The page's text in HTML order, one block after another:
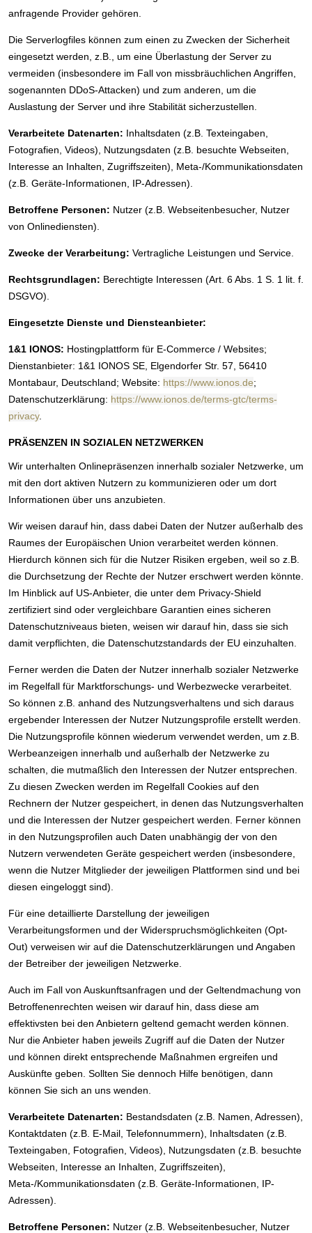
anfragende Provider gehören.
Die Serverlogfiles können zum einen zu Zwecken der Sicherheit
eingesetzt werden, z.B., um eine Überlastung der Server zu
vermeiden (insbesondere im Fall von missbräuchlichen Angriffen,
sogenannten DDoS-Attacken) und zum anderen, um die
Auslastung der Server und ihre Stabilität sicherzustellen.
Verarbeitete Datenarten: Inhaltsdaten (z.B. Texteingaben,
Fotografien, Videos), Nutzungsdaten (z.B. besuchte Webseiten,
Interesse an Inhalten, Zugriffszeiten), Meta-/Kommunikationsdaten
(z.B. Geräte-Informationen, IP-Adressen).
Betroffene Personen: Nutzer (z.B. Webseitenbesucher, Nutzer
von Onlinediensten).
Zwecke der Verarbeitung: Vertragliche Leistungen und Service.
Rechtsgrundlagen: Berechtigte Interessen (Art. 6 Abs. 1 S. 1 lit. f.
DSGVO).
Eingesetzte Dienste und Diensteanbieter:
1&1 IONOS: Hostingplattform für E-Commerce / Websites;
Dienstanbieter: 1&1 IONOS SE, Elgendorfer Str. 57, 56410
Montabaur, Deutschland; Website: https://www.ionos.de;
Datenschutzerklärung: https://www.ionos.de/terms-gtc/terms-
privacy.
PRÄSENZEN IN SOZIALEN NETZWERKEN
Wir unterhalten Onlinepräsenzen innerhalb sozialer Netzwerke, um
mit den dort aktiven Nutzern zu kommunizieren oder um dort
Informationen über uns anzubieten.
Wir weisen darauf hin, dass dabei Daten der Nutzer außerhalb des
Raumes der Europäischen Union verarbeitet werden können.
Hierdurch können sich für die Nutzer Risiken ergeben, weil so z.B.
die Durchsetzung der Rechte der Nutzer erschwert werden könnte.
Im Hinblick auf US-Anbieter, die unter dem Privacy-Shield
zertifiziert sind oder vergleichbare Garantien eines sicheren
Datenschutzniveaus bieten, weisen wir darauf hin, dass sie sich
damit verpflichten, die Datenschutzstandards der EU einzuhalten.
Ferner werden die Daten der Nutzer innerhalb sozialer Netzwerke
im Regelfall für Marktforschungs- und Werbezwecke verarbeitet.
So können z.B. anhand des Nutzungsverhaltens und sich daraus
ergebender Interessen der Nutzer Nutzungsprofile erstellt werden.
Die Nutzungsprofile können wiederum verwendet werden, um z.B.
Werbeanzeigen innerhalb und außerhalb der Netzwerke zu
schalten, die mutmaßlich den Interessen der Nutzer entsprechen.
Zu diesen Zwecken werden im Regelfall Cookies auf den
Rechnern der Nutzer gespeichert, in denen das Nutzungsverhalten
und die Interessen der Nutzer gespeichert werden. Ferner können
in den Nutzungsprofilen auch Daten unabhängig der von den
Nutzern verwendeten Geräte gespeichert werden (insbesondere,
wenn die Nutzer Mitglieder der jeweiligen Plattformen sind und bei
diesen eingeloggt sind).
Für eine detaillierte Darstellung der jeweiligen
Verarbeitungsformen und der Widerspruchsmöglichkeiten (Opt-
Out) verweisen wir auf die Datenschutzerklärungen und Angaben
der Betreiber der jeweiligen Netzwerke.
Auch im Fall von Auskunftsanfragen und der Geltendmachung von
Betroffenenrechten weisen wir darauf hin, dass diese am
effektivsten bei den Anbietern geltend gemacht werden können.
Nur die Anbieter haben jeweils Zugriff auf die Daten der Nutzer
und können direkt entsprechende Maßnahmen ergreifen und
Auskünfte geben. Sollten Sie dennoch Hilfe benötigen, dann
können Sie sich an uns wenden.
Verarbeitete Datenarten: Bestandsdaten (z.B. Namen, Adressen),
Kontaktdaten (z.B. E-Mail, Telefonnummern), Inhaltsdaten (z.B.
Texteingaben, Fotografien, Videos), Nutzungsdaten (z.B. besuchte
Webseiten, Interesse an Inhalten, Zugriffszeiten),
Meta-/Kommunikationsdaten (z.B. Geräte-Informationen, IP-
Adressen).
Betroffene Personen: Nutzer (z.B. Webseitenbesucher, Nutzer